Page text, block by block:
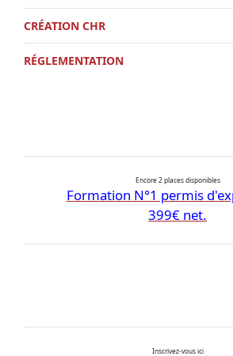
CRÉATION CHR
RÉGLEMENTATION
Encore 2 places disponibles
Formation N°1 permis
399€ net.
Inscrivez-vous ici